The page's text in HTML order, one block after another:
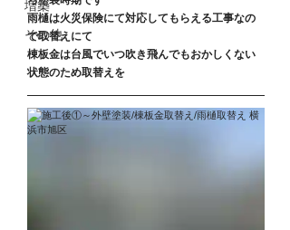
増築
その他
雨樋は火災保険にて対応してもらえる工事なの
で取替えにて
棟板金は台風でいつ吹き飛んでもおかしくない
状態のため取替えを